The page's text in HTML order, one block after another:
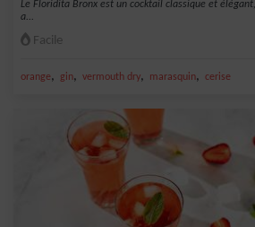
Le Floridita Bronx est un cocktail classique et
a...
Facile
orange, gin, vermouth dry, marasquin, cerise